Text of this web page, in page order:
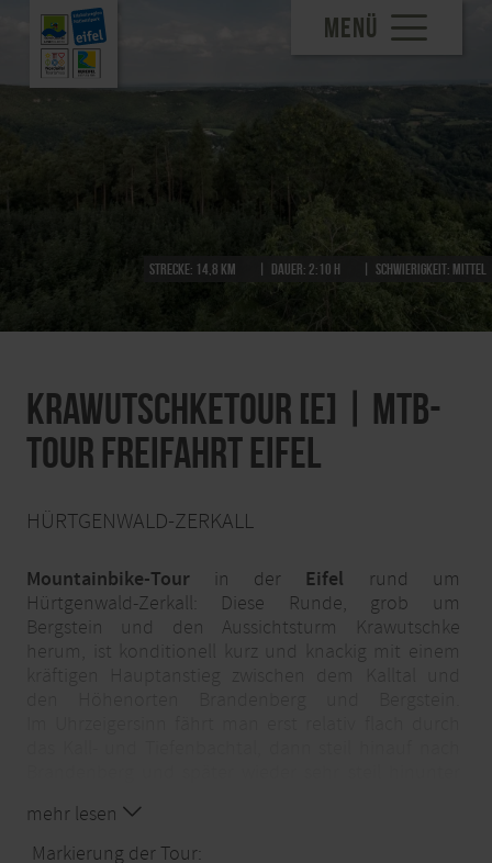
MENÜ
Strecke: 14,8 km Dauer: 2:10 h Schwierigkeit: mittel
Krawutschketour [E] | MTB-
Tour Freifahrt Eifel
HÜRTGENWALD-ZERKALL
Mountainbike-Tour in der Eifel
rund um
Hürtgenwald-Zerkall: Diese Runde, grob um
Bergstein und den Aussichtsturm Krawutschke
herum, ist konditionell kurz und knackig mit einem
Infopunkt, von dem aus sich ebenfalls der Start- und
Endpunkt der MTB-Strecke
mehr lesen
Markierung der Tour: